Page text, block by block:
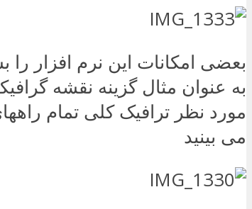
بعضی امکانات این نرم افزار
به عنوان مثال گزینه نقشه
مورد نظر ترافیک کلی تمام
می بینید